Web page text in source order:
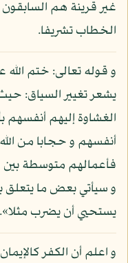
غير قرينة هم
الخطاب تشريفا.
و قوله تعالى: ختم
يشعر تغيير السياق:
الغشاوة إليهم
أنفسهم و حجابا من
فأعمالهم متوسطة بين
و سيأتي بعض ما يتعلق
يستحيي أن يضرب مثلا».
و اعلم أن الكفر